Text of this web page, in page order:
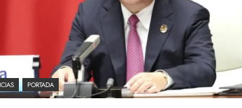
PORTADA